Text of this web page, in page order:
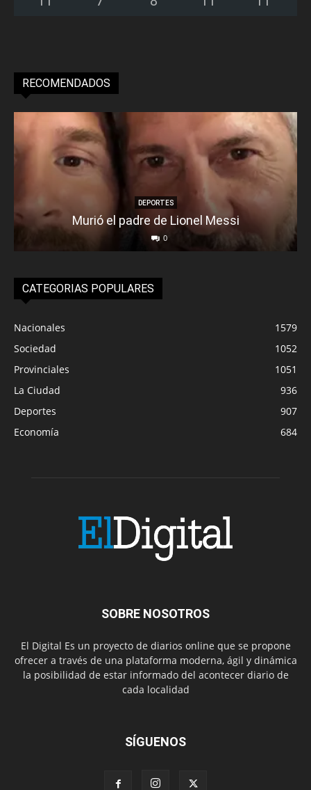
RECOMENDADOS
DEPORTES
Murió el padre de Lionel Messi
0
CATEGORIAS POPULARES
Nacionales
1579
Sociedad
1052
Provinciales
1051
La Ciudad
936
Deportes
907
Economía
684
SOBRE NOSOTROS
El Digital Es un proyecto de diarios online que se propone
ofrecer a través de una plataforma moderna, ágil y dinámica
la posibilidad de estar informado del acontecer diario de
cada localidad
SÍGUENOS